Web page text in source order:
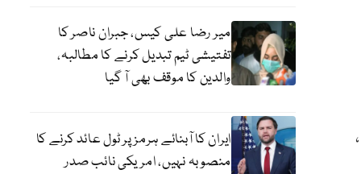
،
میر رضا علی کیس، جبران ناصر کا
تفتیشی ٹیم تبدیل کرنے کا مطالبہ،
والدین کا موقف بھی آ گیا
ایران کا آبنائے ہرمز پر ٹول عائد کرنے کا
منصوبہ نہیں، امریکی نائب صدر